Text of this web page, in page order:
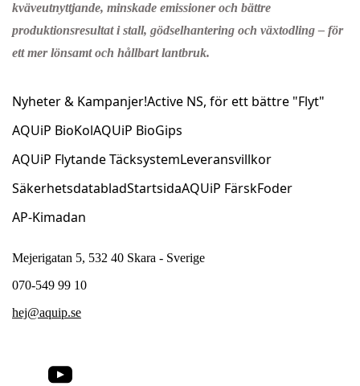
kväveutnyttjande, minskade emissioner och bättre
produktionsresultat i stall, gödselhantering och växtodling – för
ett mer lönsamt och hållbart lantbruk.
Nyheter & Kampanjer!Active NS, för ett bättre "Flyt"
AQUiP BioKolAQUiP BioGips
AQUiP Flytande TäcksystemLeveransvillkor
SäkerhetsdatabladStartsidaAQUiP FärskFoder
AP-Kimadan
Mejerigatan 5, 532 40 Skara - Sverige
070-549 99 10
hej@aquip.se